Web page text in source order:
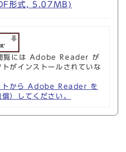
形式, 5.07MB)
覧には Adobe Reader が
がインストールされていな
トから Adobe Reader を
）してください。